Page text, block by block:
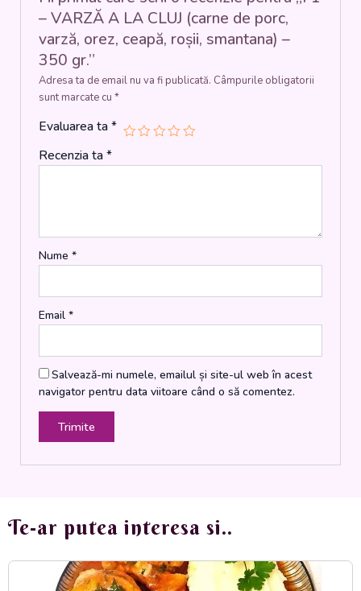
smantana)
– VARZĂ A LA CLUJ (carne de porc,
varză, orez, ceapă, roșii, smantana) –
350 gr.”
Adresa ta de email nu va fi publicată. Câmpurile obligatorii
sunt marcate cu *
Evaluarea ta*
Recenzia ta*
Nume *
Email *
Salvează-mi numele, emailul și site-ul web în acest
navigator pentru data viitoare când o să comentez.
Te-ar putea interesa si..